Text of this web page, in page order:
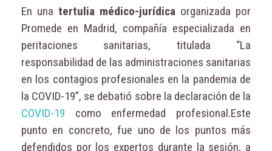
En una tertulia médico-jurídica organizada por
Promede en Madrid, compañía especializada en
peritaciones sanitarias, titulada “La
responsabilidad de las administraciones sanitarias
en los contagios profesionales en la pandemia de
la COVID-19”, se debatió sobre la declaración de la
COVID-19 como enfermedad profesional.Este
punto en concreto, fue uno de los puntos más
defendidos por los expertos durante la sesión, a